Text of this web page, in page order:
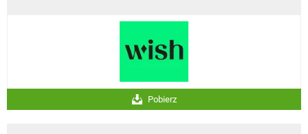
Pobierz